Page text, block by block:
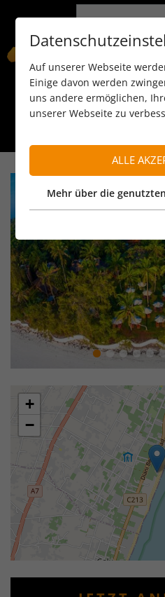
089 / 8
+
−
Auf unserer Webseite
Einige davon werden
uns andere ermöglichen,
unserer Webseite zu
ALLE
Mehr über die